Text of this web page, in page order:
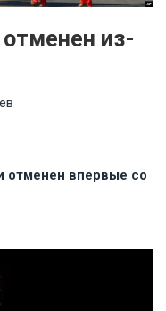
из-
отменен впервые со